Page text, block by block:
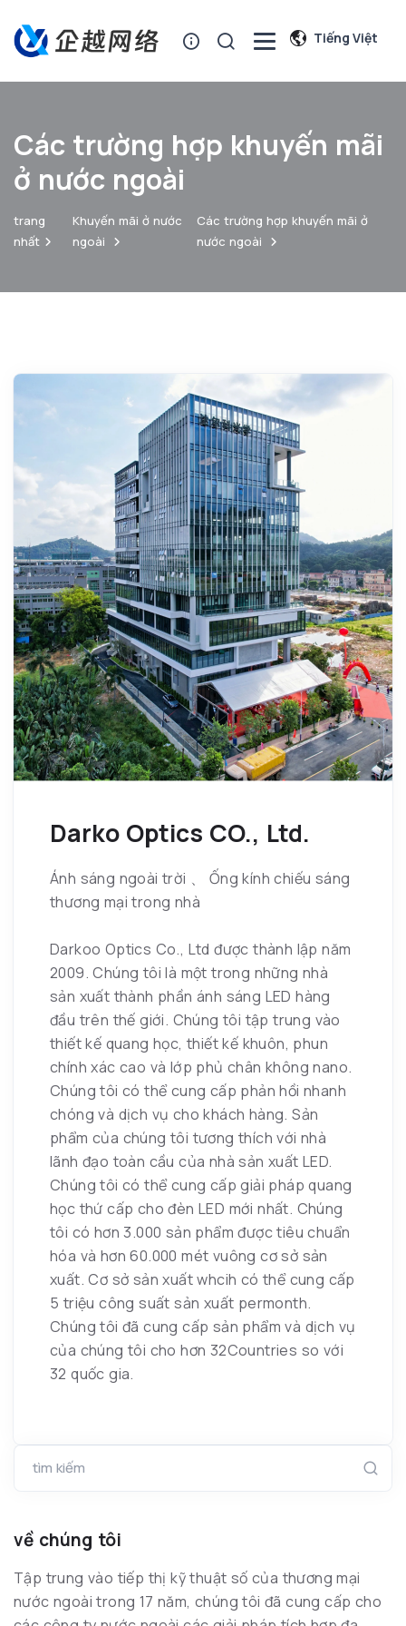
Tiếng Việt
Các trường hợp khuyến mãi
ở nước ngoài
trang
nhất
Khuyến mãi ở nước
ngoài
Các trường hợp khuyến mãi ở
nước ngoài
Darko Optics CO., Ltd.
Ánh sáng ngoài trời 、 Ống kính chiếu sáng
thương mại trong nhà
Darkoo Optics Co., Ltd được thành lập năm
2009. Chúng tôi là một trong những nhà
sản xuất thành phần ánh sáng LED hàng
đầu trên thế giới. Chúng tôi tập trung vào
thiết kế quang học, thiết kế khuôn, phun
chính xác cao và lớp phủ chân không nano.
Chúng tôi có thể cung cấp phản hồi nhanh
chóng và dịch vụ cho khách hàng. Sản
phẩm của chúng tôi tương thích với nhà
lãnh đạo toàn cầu của nhà sản xuất LED.
Chúng tôi có thể cung cấp giải pháp quang
học thứ cấp cho đèn LED mới nhất. Chúng
tôi có hơn 3.000 sản phẩm được tiêu chuẩn
hóa và hơn 60.000 mét vuông cơ sở sản
xuất. Cơ sở sản xuất whcih có thể cung cấp
5 triệu công suất sản xuất permonth.
Chúng tôi đã cung cấp sản phẩm và dịch vụ
của chúng tôi cho hơn 32Countries so với
32 quốc gia.
tìm kiếm
về chúng tôi
Tập trung vào tiếp thị kỹ thuật số của thương mại
nước ngoài trong 17 năm, chúng tôi đã cung cấp cho